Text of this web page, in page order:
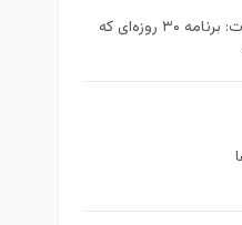
تمرین در خانه بدون تجهیزات: برنامه ۳۰ روزه‌ای که